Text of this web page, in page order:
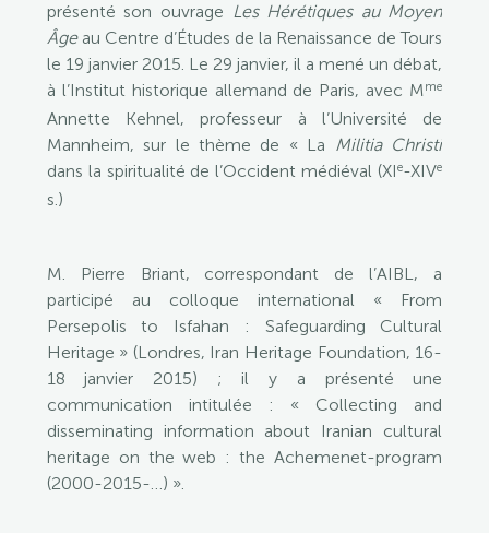
présenté son ouvrage Les Hérétiques au Moyen
Âgeau Centre d’Études de la Renaissance de Tours
le 19 janvier 2015. Le 29 janvier, il a mené un débat,
à l’Institut historique allemand de Paris, avec Mme
Annette Kehnel, professeur à l’Université de
Mannheim, sur le thème de « La Militia Christi
dans la spiritualité de l’Occident médiéval (XIe-XIVe
s.)
M. Pierre Briant, correspondant de l’AIBL, a
participé au colloque international « From
Persepolis to Isfahan : Safeguarding Cultural
Heritage » (Londres, Iran Heritage Foundation, 16-
18 janvier 2015) ; il y a présenté une
communication intitulée : « Collecting and
disseminating information about Iranian cultural
heritage on the web : the Achemenet-program
(2000-2015-…) ».